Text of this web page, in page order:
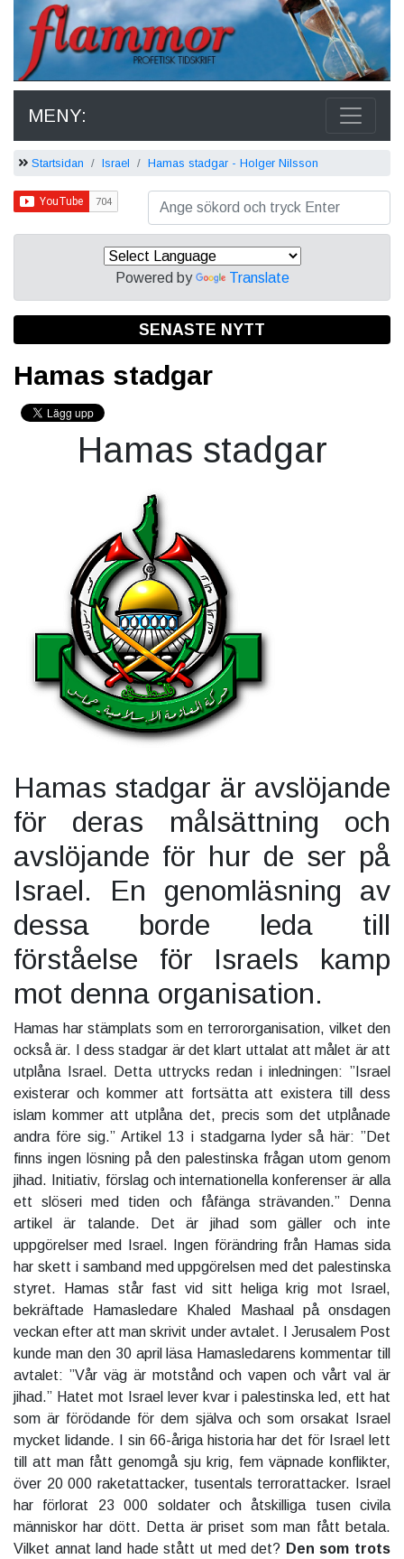
MENY:
Startsidan Israel Hamas stadgar - Holger Nilsson
Powered by Translate
SENASTE NYTT
Hamas stadgar
Hamas stadgar
Hamas stadgar är avslöjande
för deras målsättning och
avslöjande för hur de ser på
Israel. En genomläsning av
dessa borde leda till
förståelse för Israels kamp
mot denna organisation.
Hamas har stämplats som en terrororganisation, vilket den
också är. I dess stadgar är det klart uttalat att målet är att
utplåna Israel. Detta uttrycks redan i inledningen: ”Israel
existerar och kommer att fortsätta att existera till dess
islam kommer att utplåna det, precis som det utplånade
andra före sig.” Artikel 13 i stadgarna lyder så här: ”Det
finns ingen lösning på den palestinska frågan utom genom
jihad. Initiativ, förslag och internationella konferenser är alla
ett slöseri med tiden och fåfänga strävanden.” Denna
artikel är talande. Det är jihad som gäller och inte
uppgörelser med Israel. Ingen förändring från Hamas sida
har skett i samband med uppgörelsen med det palestinska
styret. Hamas står fast vid sitt heliga krig mot Israel,
bekräftade Hamasledare Khaled Mashaal på onsdagen
veckan efter att man skrivit under avtalet. I Jerusalem Post
kunde man den 30 april läsa Hamasledarens kommentar till
avtalet: ”Vår väg är motstånd och vapen och vårt val är
jihad.” Hatet mot Israel lever kvar i palestinska led, ett hat
som är förödande för dem själva och som orsakat Israel
mycket lidande. I sin 66-åriga historia har det för Israel lett
till att man fått genomgå sju krig, fem väpnade konflikter,
över 20 000 raketattacker, tusentals terrorattacker. Israel
har förlorat 23 000 soldater och åtskilliga tusen civila
människor har dött. Detta är priset som man fått betala.
Vilket annat land hade stått ut med det? Den som trots